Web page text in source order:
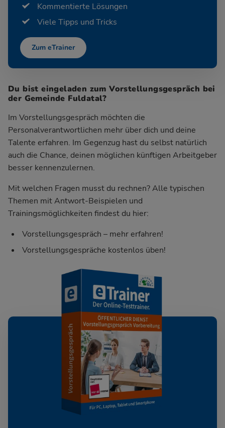
Kommentierte Lösungen
Viele Tipps und Tricks
Zum eTrainer
Du bist eingeladen zum Vorstellungsgespräch bei
der Gemeinde Fuldatal?
Im Vorstellungsgespräch möchten die
Personalverantwortlichen mehr über dich und deine
Talente erfahren. Im Gegenzug hast du selbst natürlich
auch die Chance, deinen möglichen künftigen Arbeitgeber
besser kennenzulernen.
Mit welchen Fragen musst du rechnen? Alle typischen
Themen mit Antwort-Beispielen und
Trainingsmöglichkeiten findest du hier:
Vorstellungsgespräch – mehr erfahren!
Vorstellungsgespräche kostenlos üben!